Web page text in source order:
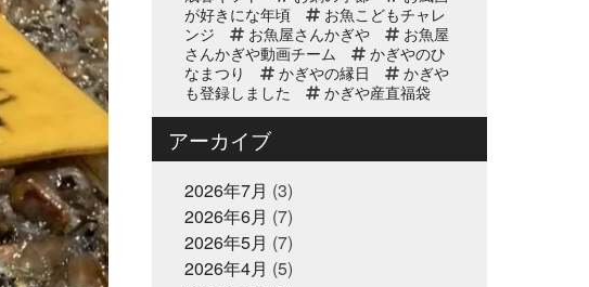
2025年9月11日 お知らせ
リニューアルオープン2周
年のお知らせ
2025年8月20日
8/24(日) 子ども未来EXPO
に出展｜お魚かるたお披露
目
2025年8月17日
敬老の日の贈り物は、かぎ
が好きにな年頃
お魚こどもチャレ
ンジ
お魚屋さんかぎや
お魚屋
さんかぎや動画チーム
かぎやのひ
なまつり
かぎやの縁日
かぎや
も登録しました
かぎや産直福袋
かなぎちりめん
こどもの日
この価格で今年も販売できたことが
これはもう登録せんと
ぶいぼ
すり身
ビニでこれ欲しいって買わされたポチ
袋
そうなの！？
たいことがある
の思い出
それを作るのが僕のお仕
アーカイブ
2026年7月 (3)
2026年6月 (7)
2026年5月 (7)
2026年4月 (5)